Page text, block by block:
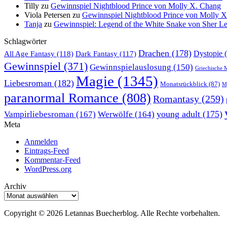
Tilly zu Gewinnspiel Nightblood Prince von Molly X. Chang
Viola Petersen zu Gewinnspiel Nightblood Prince von Molly
Tanja zu Gewinnspiel: Legend of the White Snake von Sher
Schlagwörter
All Age Fantasy (118) Dark Fantasy (117) Drachen (178) Dystopie
Gewinnspiel (371) Gewinnspielauslosung (150) Griechische
Liebesroman (182) Magie (1345) Monatsrückblick (87)
paranormal Romance (808) Romantasy (259)
Vampirliebesroman (167) Werwölfe (164) young adult (175)
Meta
Anmelden
Eintrags-Feed
Kommentar-Feed
WordPress.org
Archiv
Archiv
Copyright © 2026 Letannas Buecherblog. Alle Rechte vorbehalten.